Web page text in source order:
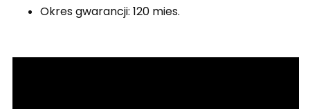
Okres gwarancji: 120 mies.